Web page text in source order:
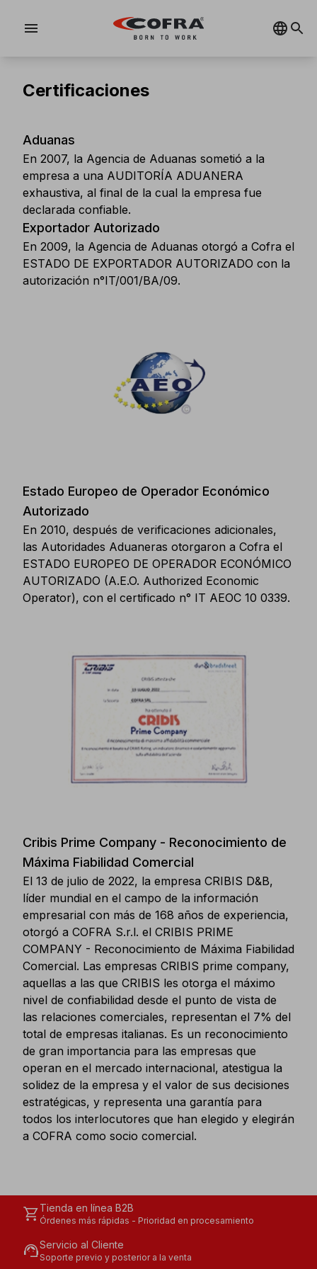
menu
Certificaciones
Aduanas
En 2007, la Agencia de Aduanas sometió a la
empresa a una AUDITORÍA ADUANERA
exhaustiva, al final de la cual la empresa fue
declarada confiable.
Exportador Autorizado
En 2009, la Agencia de Aduanas otorgó a Cofra el
ESTADO DE EXPORTADOR AUTORIZADO con la
autorización n°IT/001/BA/09.
Estado Europeo de Operador Económico
Autorizado
En 2010, después de verificaciones adicionales,
las Autoridades Aduaneras otorgaron a Cofra el
ESTADO EUROPEO DE OPERADOR ECONÓMICO
AUTORIZADO (A.E.O. Authorized Economic
Operator), con el certificado n° IT AEOC 10 0339.
Cribis Prime Company - Reconocimiento de
Máxima Fiabilidad Comercial
El 13 de julio de 2022, la empresa CRIBIS D&B,
líder mundial en el campo de la información
empresarial con más de 168 años de experiencia,
otorgó a COFRA S.r.l. el CRIBIS PRIME
COMPANY - Reconocimiento de Máxima Fiabilidad
Comercial. Las empresas CRIBIS prime company,
aquellas a las que CRIBIS les otorga el máximo
nivel de confiabilidad desde el punto de vista de
las relaciones comerciales, representan el 7% del
total de empresas italianas. Es un reconocimiento
de gran importancia para las empresas que
operan en el mercado internacional, atestigua la
solidez de la empresa y el valor de sus decisiones
estratégicas, y representa una garantía para
todos los interlocutores que han elegido y elegirán
a COFRA como socio comercial.
shopping_cartTienda en línea B2B
Órdenes más rápidas - Prioridad en procesamiento
support_agentServicio al Cliente
Soporte previo y posterior a la venta